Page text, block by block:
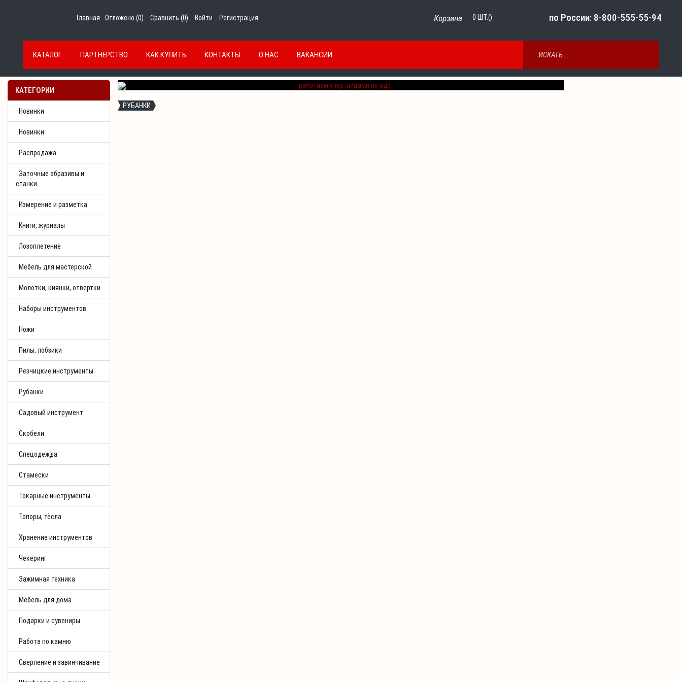
Главная Отложено (0) Сравнить (0) Войти Регистрация Корзина 0 ШТ.() по России: 8-800-555-55-94
КАТАЛОГ ПАРТНЁРСТВО КАК КУПИТЬ КОНТАКТЫ О НАС ВАКАНСИИ
КАТЕГОРИИ
Новинки
Новинки
Распродажа
Заточные абразивы и
станки
Измерение и разметка
Книги, журналы
Лозоплетение
Мебель для мастерской
Молотки, киянки, отвёртки
Наборы инструментов
Ножи
Пилы, лобзики
Резчицкие инструменты
Рубанки
Садовый инструмент
Скобели
Спецодежда
Стамески
Токарные инструменты
Топоры, тёсла
Хранение инструментов
Чекеринг
Зажимная техника
Мебель для дома
Подарки и сувениры
Работа по камню
Сверление и завинчивание
Previous Next
РУБАНКИ